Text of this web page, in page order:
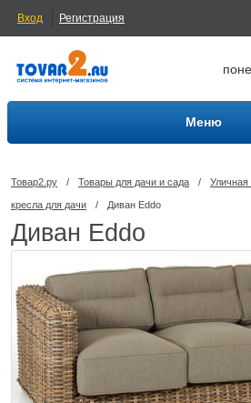
Вход Регистрация
Меню
Товар2.ру / Товары для дачи и сада /
кресла для дачи / Диван Eddo
Диван Eddo